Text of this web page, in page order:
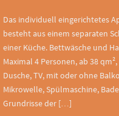
Das individuell eingerichtetes
besteht aus einem separaten
einer Küche. Bettwäsche und
Maximal 4 Personen, ab 38
Dusche, TV, mit oder ohne
Mikrowelle, Spülmaschine,
Grundrisse der […]